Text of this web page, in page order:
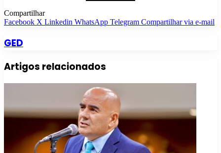
Compartilhar
Facebook X Linkedin WhatsApp Telegram Compartilhar via e-mail
GED
Artigos relacionados